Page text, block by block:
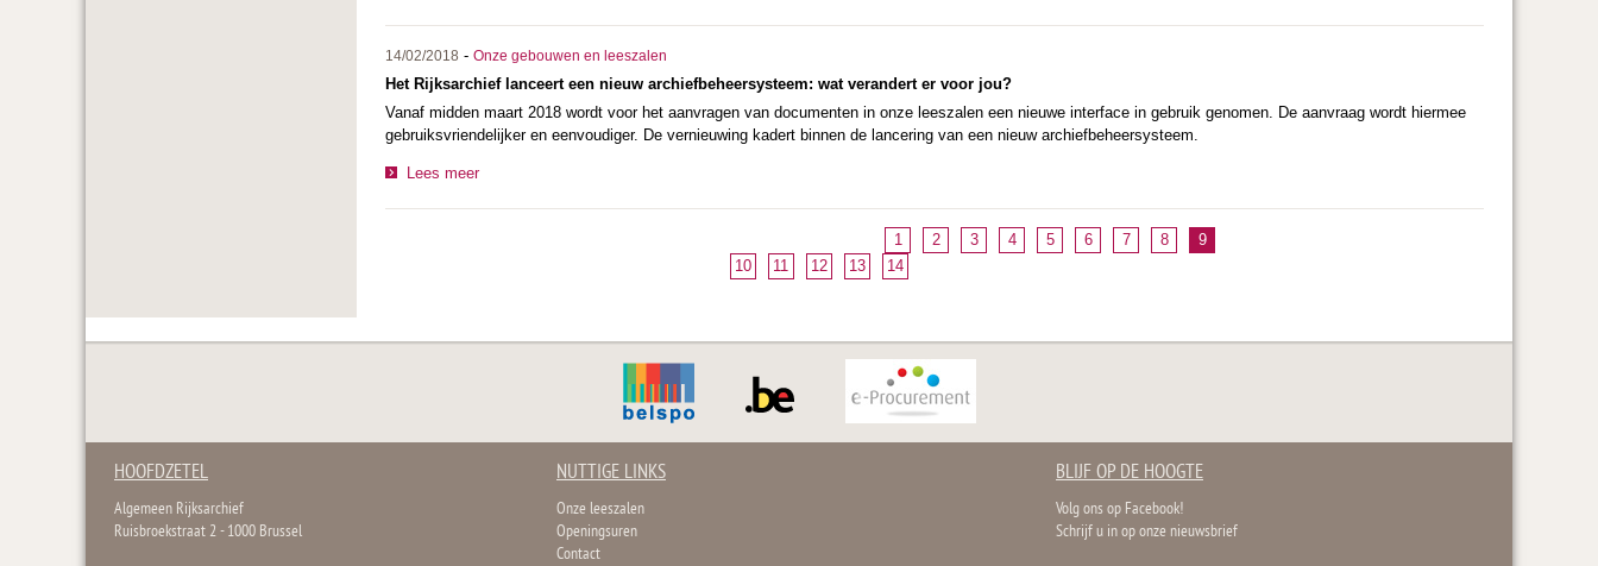
14/02/2018 - Onze gebouwen en leeszalen
Het Rijksarchief lanceert een nieuw archiefbeheersysteem: wat verandert er voor jou?
Vanaf midden maart 2018 wordt voor het aanvragen van documenten in onze leeszalen een nieuwe interface in gebruik genomen. De aanvraag wordt hiermee
gebruiksvriendelijker en eenvoudiger. De vernieuwing kadert binnen de lancering van een nieuw archiefbeheersysteem.
Lees meer
1 2 3 4 5 6 7 8
9
10
11 12 13 14
HOOFDZETEL
Algemeen Rijksarchief
Ruisbroekstraat 2 - 1000 Brussel
NUTTIGE LINKS
Onze leeszalen
Openingsuren
Contact
BLIJF OP DE HOOGTE
Volg ons op Facebook!
Schrijf u in op onze nieuwsbrief